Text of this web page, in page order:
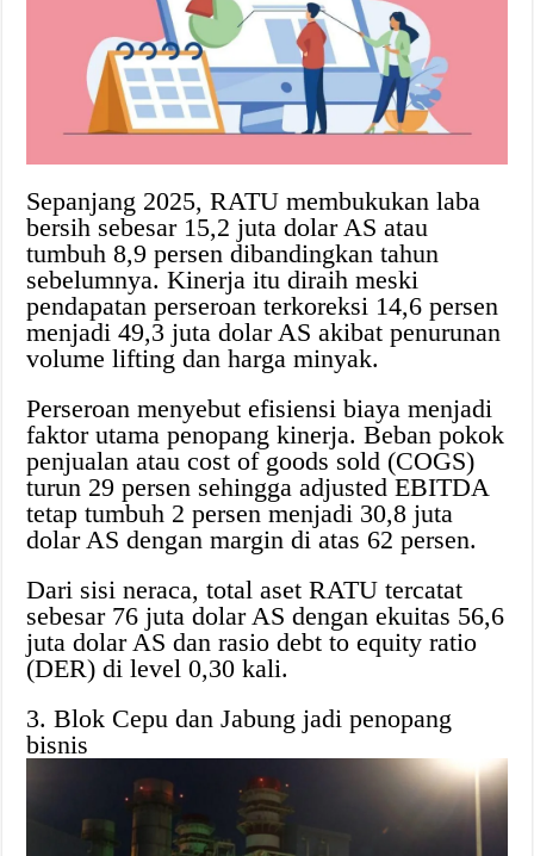
Sepanjang 2025, RATU membukukan laba
bersih sebesar 15,2 juta dolar AS atau
tumbuh 8,9 persen dibandingkan tahun
sebelumnya. Kinerja itu diraih meski
pendapatan perseroan terkoreksi 14,6 persen
menjadi 49,3 juta dolar AS akibat penurunan
volume lifting dan harga minyak.
Perseroan menyebut efisiensi biaya menjadi
faktor utama penopang kinerja. Beban pokok
penjualan atau cost of goods sold (COGS)
turun 29 persen sehingga adjusted EBITDA
tetap tumbuh 2 persen menjadi 30,8 juta
dolar AS dengan margin di atas 62 persen.
Dari sisi neraca, total aset RATU tercatat
sebesar 76 juta dolar AS dengan ekuitas 56,6
juta dolar AS dan rasio debt to equity ratio
(DER) di level 0,30 kali.
3. Blok Cepu dan Jabung jadi penopang
bisnis